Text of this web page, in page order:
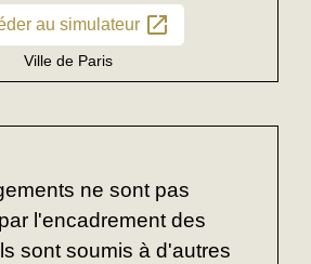
au simulateur open_in_new
Ville de Paris
ne sont pas
l'encadrement des
sont soumis à d'autres